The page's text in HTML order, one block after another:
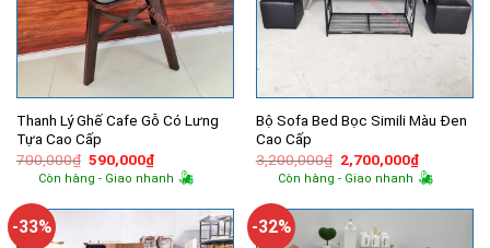
Thanh Lý Ghế Cafe Gỗ Có Lưng
Tựa Cao Cấp
700,000₫ Giá
gốc
là:
590,000₫Giá
hiện
tại
590,000₫.
Còn hàng - Giao nhanh
Bộ Sofa Bed Bọc Simili Màu Đen
Cao Cấp
3,200,000₫ Giá
gốc
là:
2,700,000₫Giá
hiện
tại
Còn hàng - Giao nhanh
-33% -32%